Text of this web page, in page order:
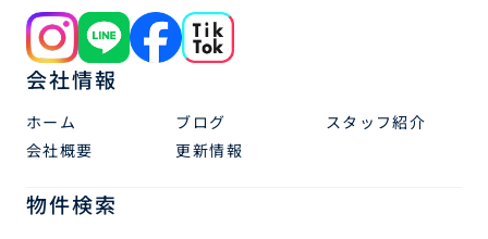
会社情報
ホーム ブログ
スタッフ紹介
会社概要
更新情報
物件検索